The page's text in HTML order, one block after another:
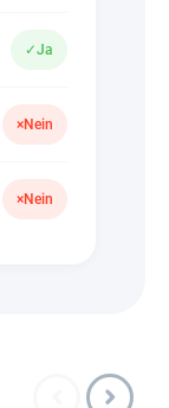
✓Ja
×Nein
×Nein